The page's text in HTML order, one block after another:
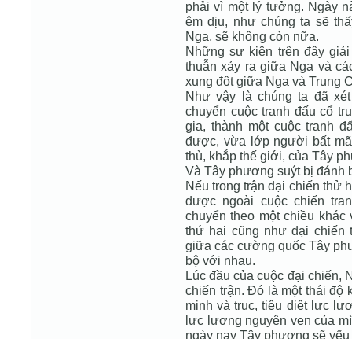
phải vì một lý tưởng. Ngày
êm dịu, như chúng ta sẽ
Nga, sẽ không còn nữa.
Những sự kiện trên đây
thuẫn xảy ra giữa Nga và
xung đột giữa Nga và Trung
Như vậy là chúng ta đã
chuyển cuộc tranh đấu cổ
gia, thành một cuộc tranh
được, vừa lớp người bất
thù, khắp thế giới, của Tây
Và Tây phương suýt bị đánh
Nếu trong trận đại chiến thử
được ngoài cuộc chiến
chuyển theo một chiều
thứ hai cũng như đại chiến
giữa các cường quốc Tây
bộ với nhau.
Lúc đầu của cuộc đại chiến,
chiến trận. Đó là một thái độ
minh và trục, tiêu diệt lực
lực lượng nguyên vẹn của
ngày nay Tây phương sẽ